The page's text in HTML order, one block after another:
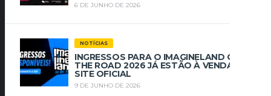
6 DE JUNHO DE 2026
NOTÍCIAS
INGRESSOS PARA O IMAGINELAND ON
THE ROAD 2026 JÁ ESTÃO À VENDA NO
SITE OFICIAL
9 DE JUNHO DE 2026